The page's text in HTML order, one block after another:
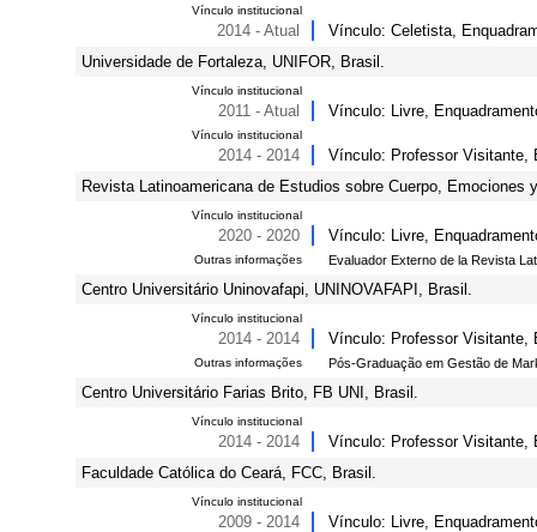
Vínculo institucional
2014 - Atual
Vínculo: Celetista,
Universidade de Fortaleza, UNIFOR, Brasil.
Vínculo institucional
2011 - Atual Vínculo: Livre,
Vínculo institucional
2014 - 2014
Vínculo: Professor Visitante,
Revista Latinoamericana de Estudios sobre Cuerpo, Emociones
Vínculo institucional
2020 - 2020 Vínculo: Livre,
Outras informações Evaluador Externo de la Revista
Centro Universitário Uninovafapi, UNINOVAFAPI, Brasil.
Vínculo institucional
2014 - 2014 Vínculo: Professor Visitante,
Outras informações Pós-Graduação em Gestão de
Centro Universitário Farias Brito, FB UNI, Brasil.
Vínculo institucional
2014 - 2014
Vínculo: Professor Visitante,
Faculdade Católica do Ceará, FCC, Brasil.
Vínculo institucional
2009 - 2014 Vínculo: Livre,